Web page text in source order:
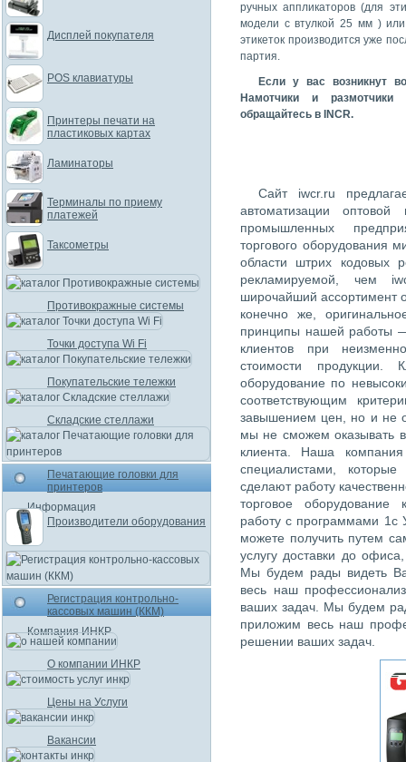
ручных аппликаторов (для
модели с втулкой 25 мм ) или
этикеток производится уже
партия.
Если у вас возникнут
Намотчики и
обращайтесь в INCR.
Сайт iwcr.ru
автоматизации
промышленных
торгового оборудования
области штрих кодовых
рекламируемой, чем
широчайший ассортимент
конечно же,
принципы нашей работы
клиентов при
стоимости продукции.
оборудование по
соответствующим
завышением цен, но и не
мы не сможем оказывать
клиента. Наша компания
специалистами,
сделают работу
торговое оборудование
работу с программами 1с
можете получить путем
услугу доставки до
Мы будем рады видеть
весь наш
ваших задач. Мы будем
приложим весь наш
решении ваших задач.
Дисплей покупателя
POS клавиатуры
Принтеры печати на
пластиковых картах
Ламинаторы
Терминалы по приему
платежей
Таксометры
Противокражные системы
Точки доступа Wi Fi
Покупательские тележки
Складские стеллажи
Печатающие головки для
принтеров
Информация
Производители оборудования
Регистрация контрольно-
кассовых машин (ККМ)
Компания ИНКР
О компании ИНКР
Цены на Услуги
Вакансии